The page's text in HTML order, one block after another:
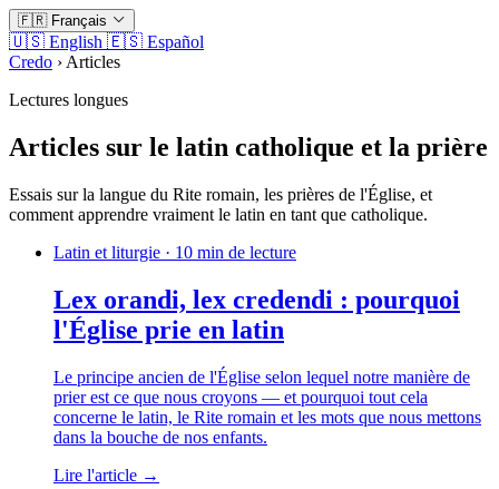
🇫🇷 Français
🇺🇸 English 🇪🇸 Español
Credo › Articles
Lectures longues
Articles sur le latin catholique et la prière
Essais sur la langue du Rite romain, les prières de l'Église, et
comment apprendre vraiment le latin en tant que catholique.
Latin et liturgie · 10 min de lecture
Lex orandi, lex credendi : pourquoi
l'Église prie en latin
Le principe ancien de l'Église selon lequel notre manière de
prier est ce que nous croyons — et pourquoi tout cela
concerne le latin, le Rite romain et les mots que nous mettons
dans la bouche de nos enfants.
Lire l'article →